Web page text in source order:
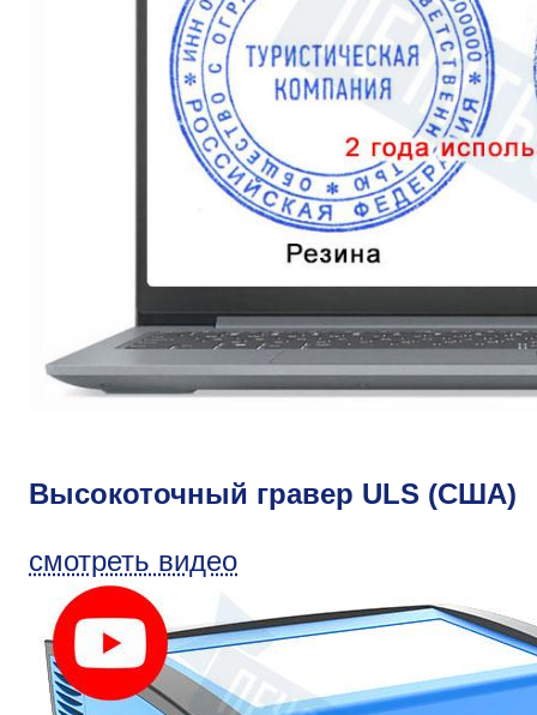
Высокоточный гравер ULS (США)
смотреть видео